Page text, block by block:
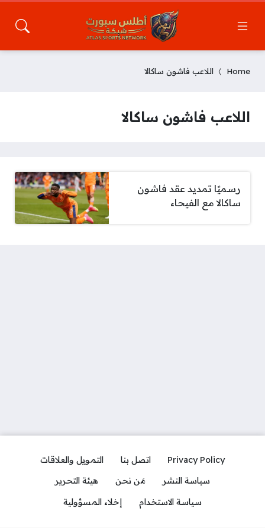
Home اللاعب فاشون ساكالا
اللاعب فاشون ساكالا
رسميًا تمديد عقد فاشون
ساكالا مع الفيحاء
Privacy Policy اتصل بنا
التمويل والعلاقات
سياسة النشر
مَن نحن
هيئة التحرير
سياسة الاستخدام
إخلاء المسؤولية